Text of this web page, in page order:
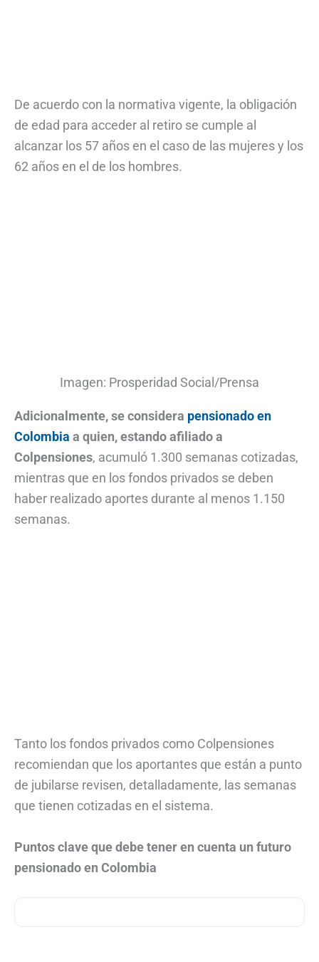
De acuerdo con la normativa vigente, la obligación
de edad para acceder al retiro se cumple al
alcanzar los 57 años en el caso de las mujeres y los
62 años en el de los hombres.
Imagen: Prosperidad Social/Prensa
Adicionalmente, se considera pensionado en
Colombia a quien, estando afiliado a
Colpensiones, acumuló 1.300 semanas cotizadas,
mientras que en los fondos privados se deben
haber realizado aportes durante al menos 1.150
semanas.
Tanto los fondos privados como Colpensiones
recomiendan que los aportantes que están a punto
de jubilarse revisen, detalladamente, las semanas
que tienen cotizadas en el sistema.
Puntos clave que debe tener en cuenta un futuro
pensionado en Colombia